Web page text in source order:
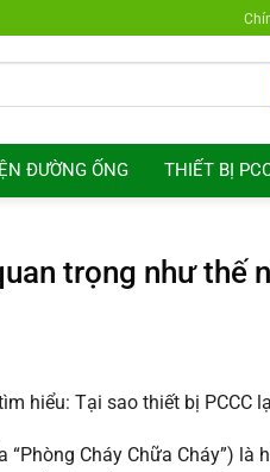
ĐƯỜNG ỐNG THIẾT BỊ
trọng như thế
hiểu: Tại sao thiết bị PCCC
“Phòng Cháy Chữa Cháy”)